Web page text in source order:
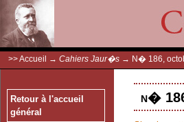
>>Accueil → Cahiers Jaur�s → N� 186,
Retour à l'accueil
général
n�